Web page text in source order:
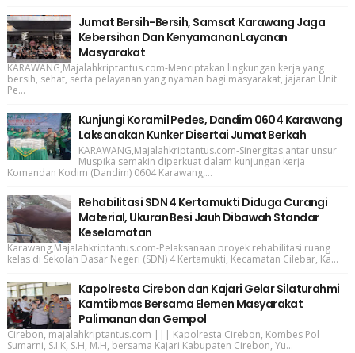
Jumat Bersih-Bersih, Samsat Karawang Jaga
Kebersihan Dan Kenyamanan Layanan
Masyarakat
KARAWANG,Majalahkriptantus.com-Menciptakan lingkungan kerja yang
bersih, sehat, serta pelayanan yang nyaman bagi masyarakat, jajaran Unit
Pe...
Kunjungi Koramil Pedes, Dandim 0604 Karawang
Laksanakan Kunker Disertai Jumat Berkah
KARAWANG,Majalahkriptantus.com-Sinergitas antar unsur
Muspika semakin diperkuat dalam kunjungan kerja
Komandan Kodim (Dandim) 0604 Karawang,...
Rehabilitasi SDN 4 Kertamukti Diduga Curangi
Material, Ukuran Besi Jauh Dibawah Standar
Keselamatan
Karawang,Majalahkriptantus.com-Pelaksanaan proyek rehabilitasi ruang
kelas di Sekolah Dasar Negeri (SDN) 4 Kertamukti, Kecamatan Cilebar, Ka...
Kapolresta Cirebon dan Kajari Gelar Silaturahmi
Kamtibmas Bersama Elemen Masyarakat
Palimanan dan Gempol
Cirebon, majalahkriptantus.com ||| Kapolresta Cirebon, Kombes Pol
Sumarni, S.I.K, S.H, M.H, bersama Kajari Kabupaten Cirebon, Yu...